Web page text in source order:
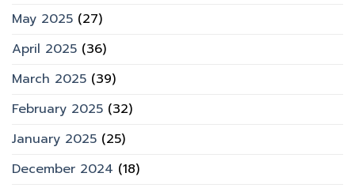
May 2025 (27)
April 2025 (36)
March 2025 (39)
February 2025 (32)
January 2025 (25)
December 2024 (18)